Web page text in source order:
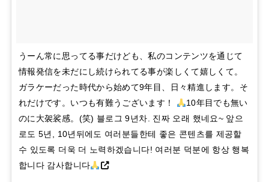
うーん常に思ってる事だけども、私のコンテンツを通じて
情報発信を未だにし続けられてる事が楽しくて嬉しくて。
ガラケーだった時代から始めて9年目、日々精進します。そ
れだけです。いつも有難うございます！
10年目でも無い
のに大袈裟感。(笑) 블로그 9년차. 진짜 오래 했네요~ 앞으
로도 5년, 10년뒤에도 여러분들한테 좋은 콘텐츠를 제공할
수 있도록 더욱 더 노력하겠습니다! 여러분 덕분에 항상 행복
합니다 감사합니다